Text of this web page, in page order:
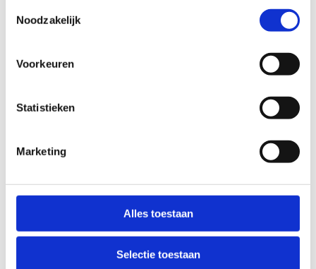
Noodzakelijk
Voorkeuren
Statistieken
Marketing
Alles toestaan
Selectie toestaan
Op zoek naar een uitvalsbasis
voor jouw club?
Een plek nodig voor je trainingen en